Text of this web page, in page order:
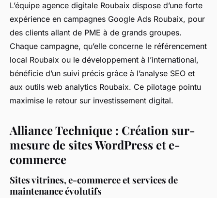
L’équipe agence digitale Roubaix dispose d’une forte
expérience en campagnes Google Ads Roubaix, pour
des clients allant de PME à de grands groupes.
Chaque campagne, qu’elle concerne le référencement
local Roubaix ou le développement à l’international,
bénéficie d’un suivi précis grâce à l’analyse SEO et
aux outils web analytics Roubaix. Ce pilotage pointu
maximise le retour sur investissement digital.
Alliance Technique : Création sur-
mesure de sites WordPress et e-
commerce
Sites vitrines, e-commerce et services de
maintenance évolutifs